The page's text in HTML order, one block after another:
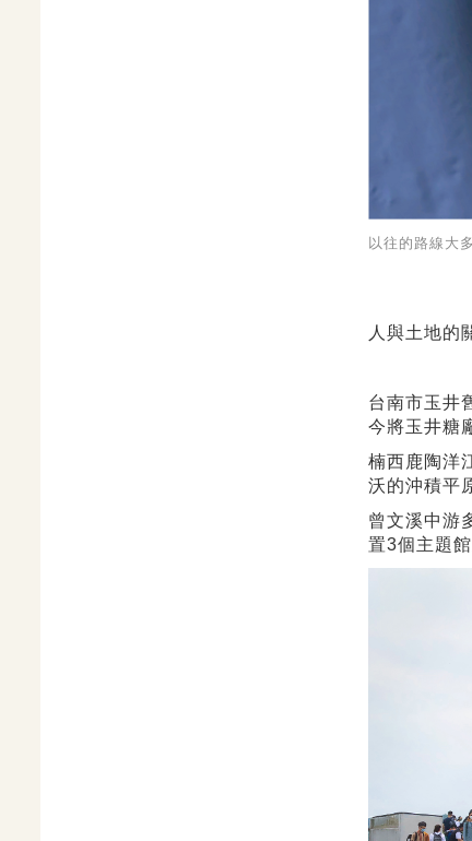
以往的路線大
人與土地的
台南市玉井
今將玉井糖
楠西鹿陶洋
沃的沖積平
曾文溪中游
置3個主題